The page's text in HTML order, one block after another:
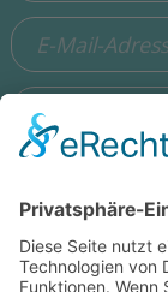
Ich stimme
Beantwortung